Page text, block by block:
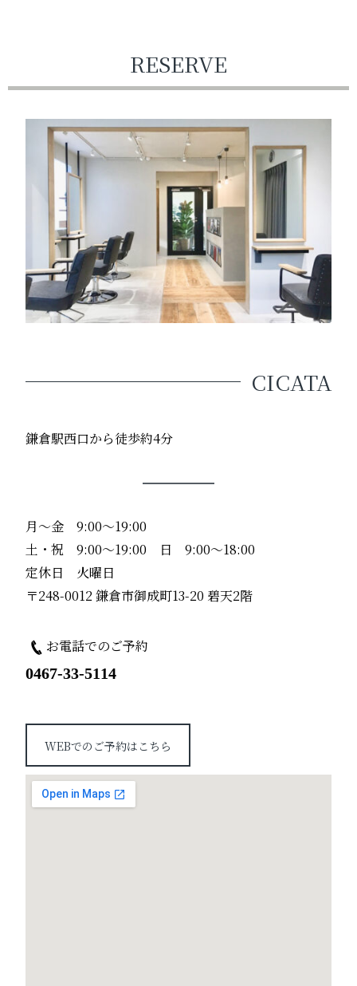
RESERVE
CICATA
鎌倉駅西口から徒歩約4分
月〜金 9:00〜19:00
土・祝 9:00〜19:00 日 9:00〜18:00
定休日 火曜日
〒248-0012 鎌倉市御成町13-20 碧天2階
お電話でのご予約
0467-33-5114
WEBでのご予約はこちら